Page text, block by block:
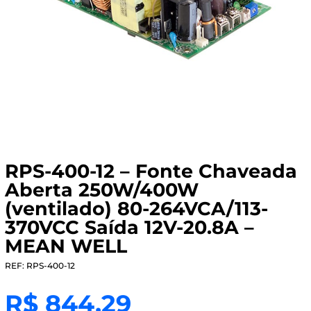
RPS-400-12 – Fonte Chaveada
Aberta 250W/400W
(ventilado) 80-264VCA/113-
370VCC Saída 12V-20.8A –
MEAN WELL
REF: RPS-400-12
R$844,29